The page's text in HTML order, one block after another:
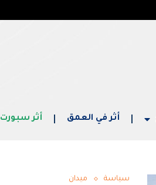
أثر في العمق أثر سبورت
سياسة ميدان